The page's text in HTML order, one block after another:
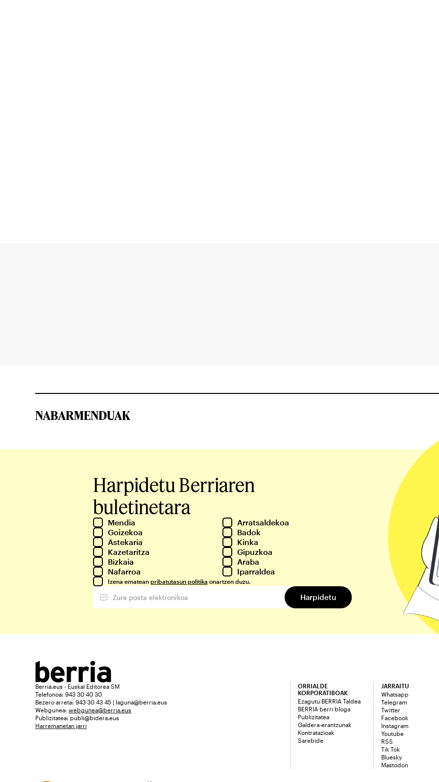
NABARMENDUAK
Harpidetu Berriaren
buletinetara
Mendia
Arratsaldekoa
Goizekoa
Badok
Astekaria
Kinka
Kazetaritza
Gipuzkoa
Bizkaia
Araba
Nafarroa
Iparraldea
Izena ematean pribatutasun politika onartzen duzu.
Berria.eus - Euskal Editorea SM
Telefonoa: 943 30 40 30
Bezero arreta: 943 30 43 45 | laguna@berria.eus
Webgunea: webgunea@berria.eus
Publizitatea: publi@bidera.eus
Harremanetan jarri
ORRIALDE
KORPORATIBOAK
Ezagutu BERRIA Taldea
BERRIA berri bloga
Publizitatea
Galdera-erantzunak
Kontratazioak
Sarebide
JARRAITU
Whatsapp
Telegram
Twitter
Facebook
Instagram
Youtube
RSS
Tik Tok
Bluesky
Mastodon